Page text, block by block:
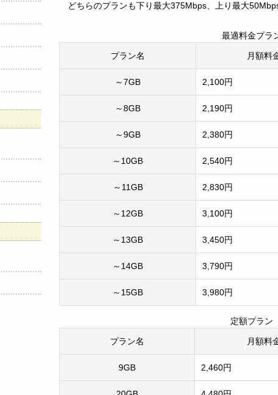
どちらのプランも下り最大375Mbps、上り最大
最適料金プラ
プラン名 月額料
～7GB 2,100円
～8GB 2,190円
～9GB 2,380円
～10GB 2,540円
～11GB 2,830円
～12GB 3,100円
～13GB 3,450円
～14GB 3,790円
～15GB 3,980円
定額プラン
プラン名 月額料
9GB 2,460円